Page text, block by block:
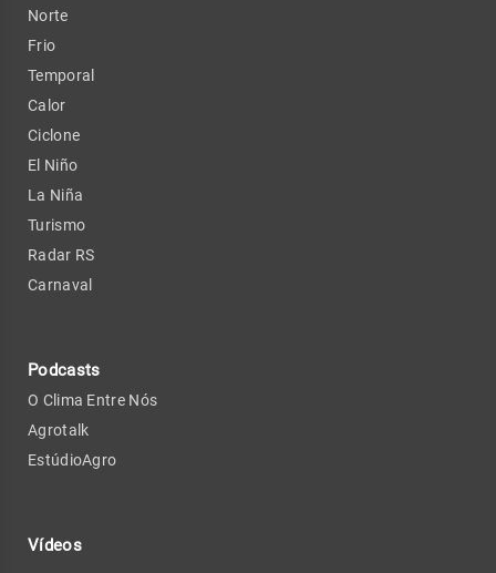
Norte
Frio
Temporal
Calor
Ciclone
El Niño
La Niña
Turismo
Radar RS
Carnaval
Podcasts
O Clima Entre Nós
Agrotalk
EstúdioAgro
Vídeos